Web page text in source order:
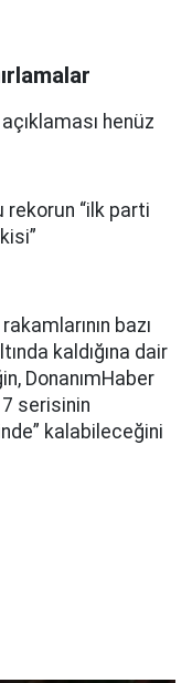
açıklaması henüz
rekorun “ilk parti
bazı
kaldığına dair
DonanımHaber
serisinin
kalabileceğini